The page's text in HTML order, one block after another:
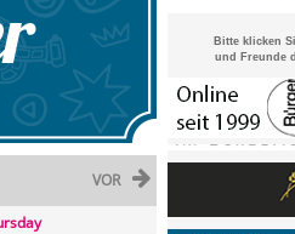
VOR
Bitte klicken
und Freunde